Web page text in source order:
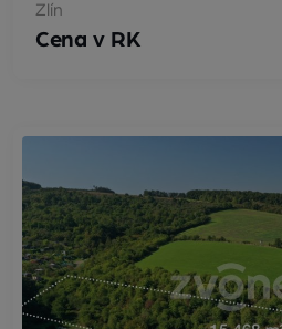
Zlín
Cena v RK